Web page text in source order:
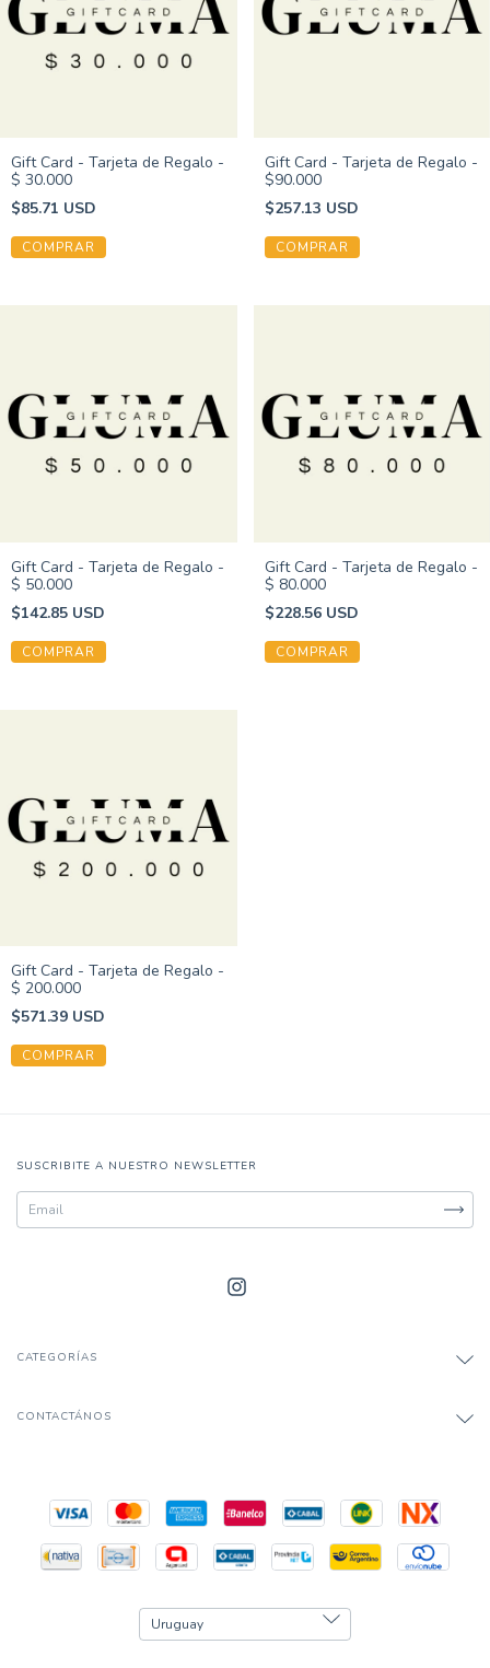
Gift Card - Tarjeta de Regalo -
$ 30.000
$85.71 USD
Gift Card - Tarjeta de Regalo -
$90.000
$257.13 USD
Gift Card - Tarjeta de Regalo -
$ 50.000
$142.85 USD
Gift Card - Tarjeta de Regalo -
$ 80.000
$228.56 USD
Gift Card - Tarjeta de Regalo -
$ 200.000
$571.39 USD
SUSCRIBITE A NUESTRO NEWSLETTER
CATEGORÍAS
CONTACTÁNOS